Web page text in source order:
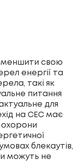
свою
енергії та
такі як
питання
для
на СЕС має
охорони
блекаутів,
можуть не